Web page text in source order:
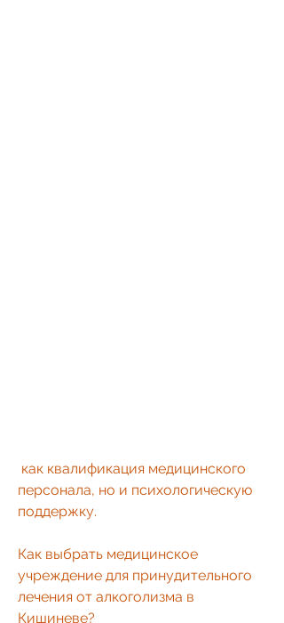
персонала, но и психологическую
поддержку.
Как выбрать медицинское
учреждение для принудительного
лечения от алкоголизма в
Кишиневе?